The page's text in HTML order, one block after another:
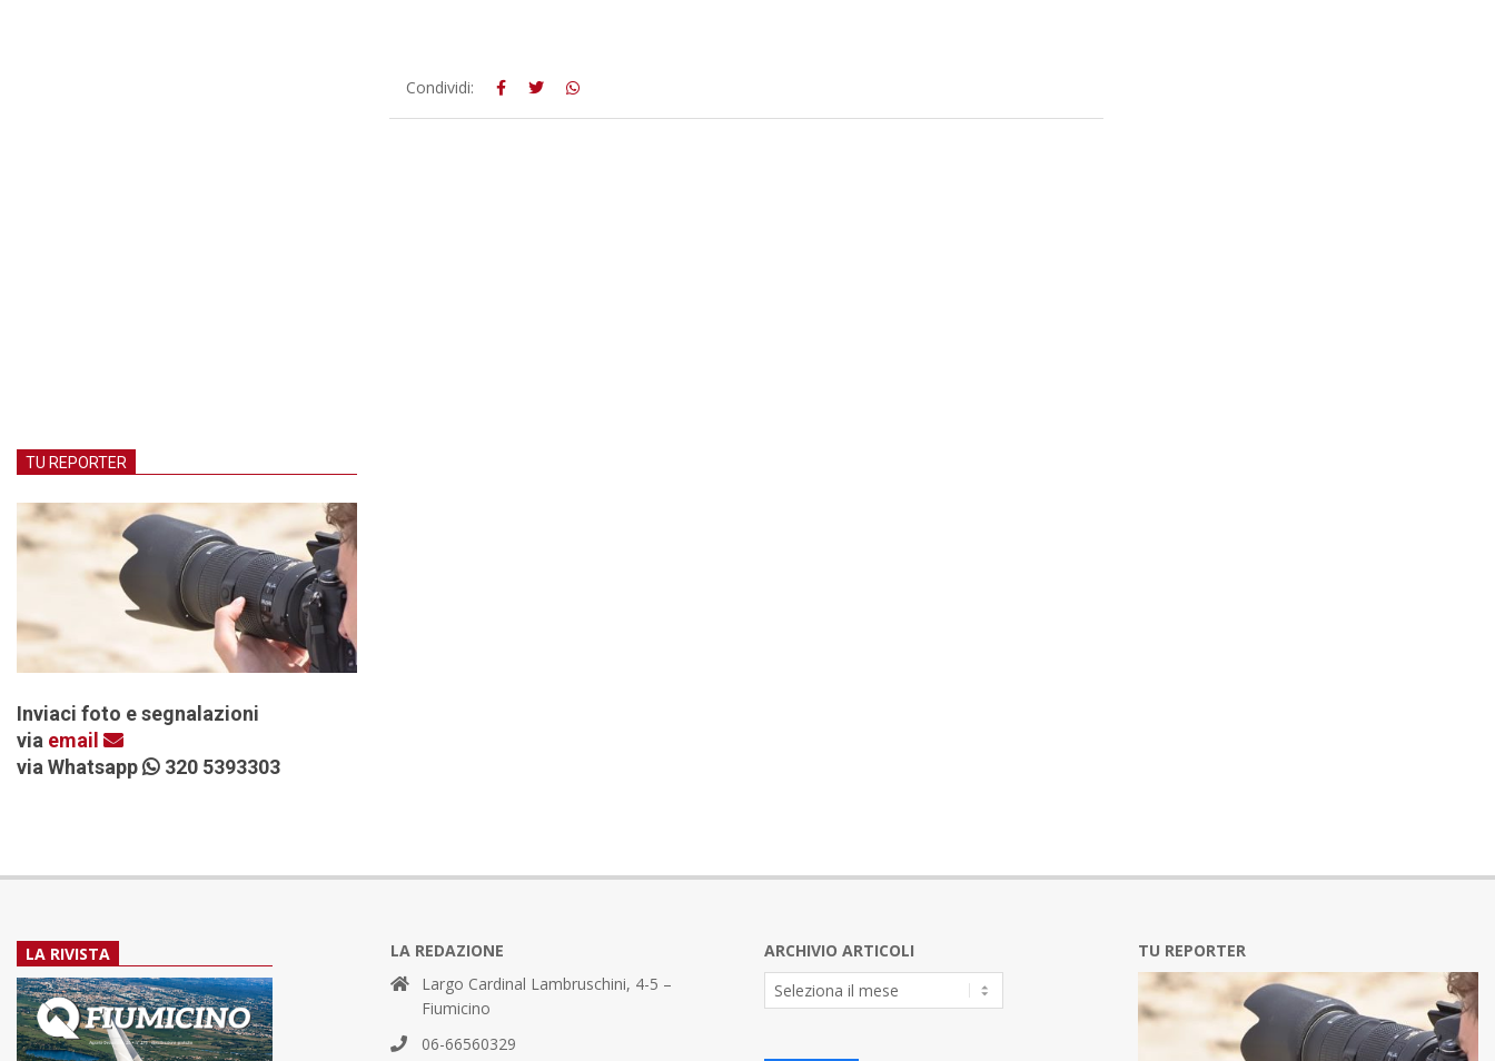
2017-
01-
Condividi:
TU REPORTER
Inviaci foto e segnalazioni
via email
via Whatsapp
320 5393303
LA RIVISTA
LA REDAZIONE
Largo Cardinal Lambruschini, 4-5 –
Fiumicino
06-66560329
ARCHIVIO ARTICOLI
Archivio
Articoli
TU REPORTER